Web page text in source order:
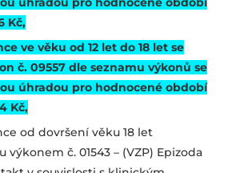
Kč,
ve věku od 12 let do 18 let se
č. 09557 dle seznamu výkonů se
úhradou pro hodnocené období
Kč,
od dovršení věku 18 let
výkonem č. 01543 – (VZP) Epizoda